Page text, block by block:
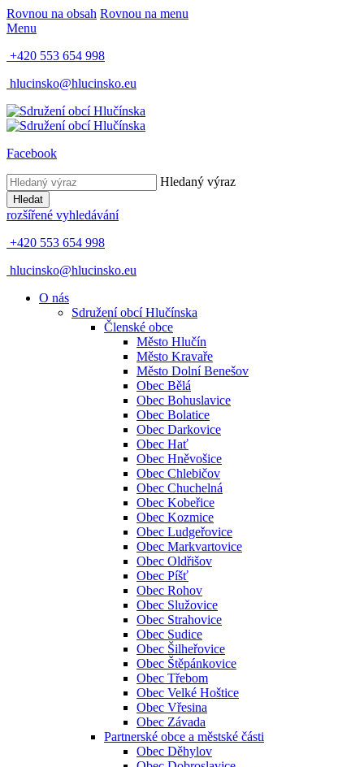
Rovnou na obsah Rovnou na menu
Menu
+420 553 654 998
hlucinsko@hlucinsko.eu
Facebook
Hledaný výraz
Hledat
rozšířené vyhledávání
+420 553 654 998
hlucinsko@hlucinsko.eu
O nás
Sdružení obcí Hlučínska
Členské obce
Město Hlučín
Město Kravaře
Město Dolní Benešov
Obec Bělá
Obec Bohuslavice
Obec Bolatice
Obec Darkovice
Obec Hať
Obec Hněvošice
Obec Chlebičov
Obec Chuchelná
Obec Kobeřice
Obec Kozmice
Obec Ludgeřovice
Obec Markvartovice
Obec Oldřišov
Obec Píšť
Obec Rohov
Obec Služovice
Obec Strahovice
Obec Sudice
Obec Šilheřovice
Obec Štěpánkovice
Obec Třebom
Obec Velké Hoštice
Obec Vřesina
Obec Závada
Partnerské obce a městské části
Obec Děhylov